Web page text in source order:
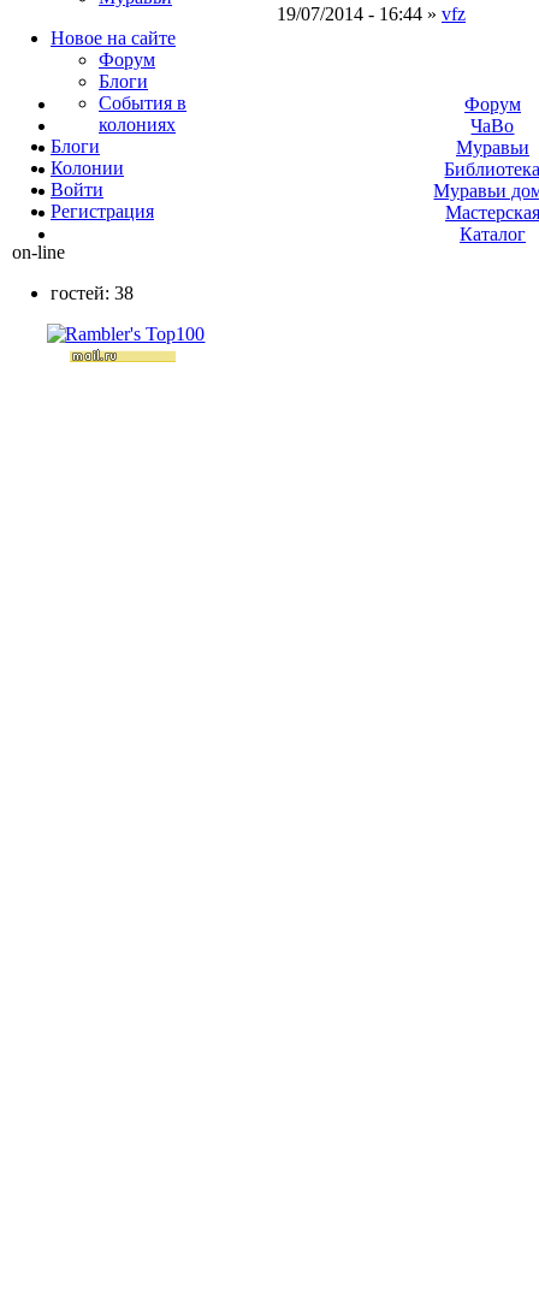
19/07/2014 - 16:44 » vfz
Новое на сайте
Форум
Блоги
События в
колониях
Блоги
Колонии
Войти
Peгиcтpaция
on-line
гостей: 38
Форум
ЧаВо
Муравьи
Муравьи
Мастерская
Каталог